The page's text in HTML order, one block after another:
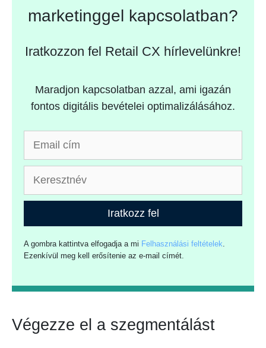
marketinggel kapcsolatban?
Iratkozzon fel Retail CX hírlevelünkre!
Maradjon kapcsolatban azzal, ami igazán
fontos digitális bevételei optimalizálásához.
Iratkozz fel
A gombra kattintva elfogadja a mi Felhasználási feltételek.
Ezenkívül meg kell erősítenie az e-mail címét.
Végezze el a szegmentálást